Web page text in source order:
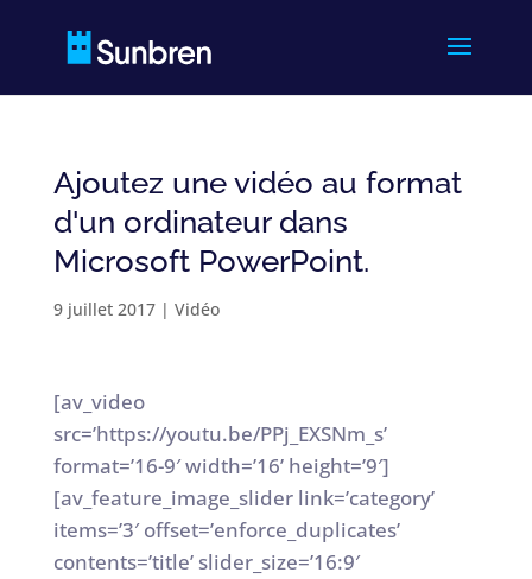
Ajoutez une vidéo au format
d'un ordinateur dans
Microsoft PowerPoint.
9 juillet 2017| Vidéo
[av_video
src=’https://youtu.be/PPj_EXSNm_s’
format=’16-9′ width=’16’ height=’9′]
[av_feature_image_slider link=’category’
items=’3′ offset=’enforce_duplicates’
contents=’title’ slider_size=’16:9′